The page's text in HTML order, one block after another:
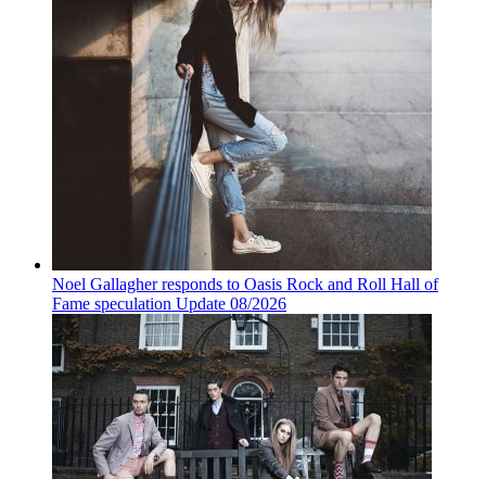
Noel Gallagher responds to Oasis Rock and Roll Hall of
Fame speculation Update 08/2026